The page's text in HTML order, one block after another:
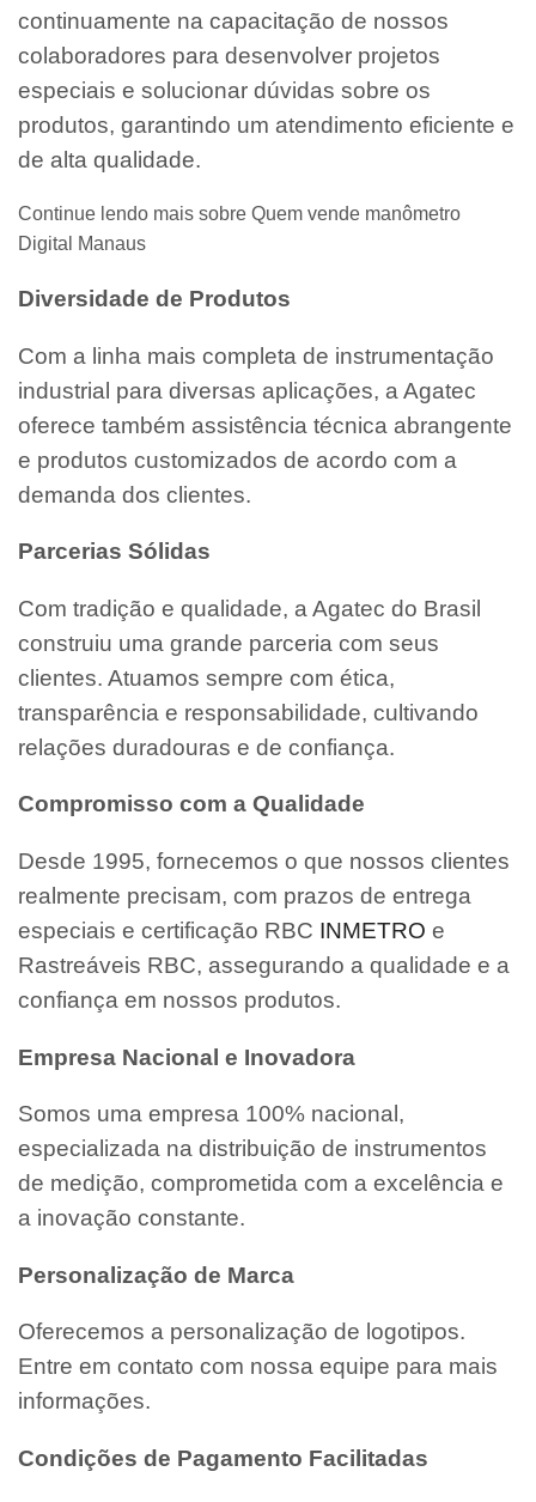
continuamente na capacitação de nossos
colaboradores para desenvolver projetos
especiais e solucionar dúvidas sobre os
produtos, garantindo um atendimento eficiente e
de alta qualidade.
Continue lendo mais sobre Quem vende manômetro
Digital Manaus
Diversidade de Produtos
Com a linha mais completa de instrumentação
industrial para diversas aplicações, a Agatec
oferece também assistência técnica abrangente
e produtos customizados de acordo com a
demanda dos clientes.
Parcerias Sólidas
Com tradição e qualidade, a Agatec do Brasil
construiu uma grande parceria com seus
clientes. Atuamos sempre com ética,
transparência e responsabilidade, cultivando
relações duradouras e de confiança.
Compromisso com a Qualidade
Desde 1995, fornecemos o que nossos clientes
realmente precisam, com prazos de entrega
especiais e certificação RBC INMETRO e
Rastreáveis RBC, assegurando a qualidade e a
confiança em nossos produtos.
Empresa Nacional e Inovadora
Somos uma empresa 100% nacional,
especializada na distribuição de instrumentos
de medição, comprometida com a excelência e
a inovação constante.
Personalização de Marca
Oferecemos a personalização de logotipos.
Entre em contato com nossa equipe para mais
informações.
Condições de Pagamento Facilitadas